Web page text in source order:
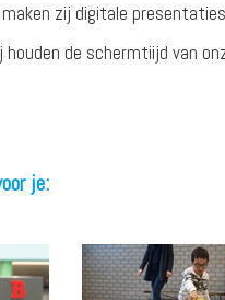
zij digitale
houden de schermtiijd van
je: